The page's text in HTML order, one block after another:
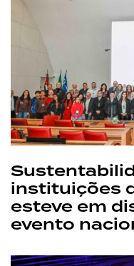
instituições
esteve em
evento